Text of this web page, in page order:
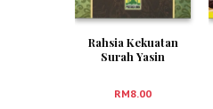
Rahsia Kekuatan
Surah Yasin
RM8.00